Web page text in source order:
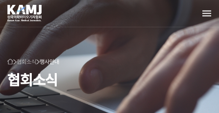
협회소식 행사안내
협회소식